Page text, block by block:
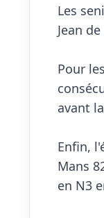
Les
Jean
Pour
avant
Enfin,
Mans
en N3